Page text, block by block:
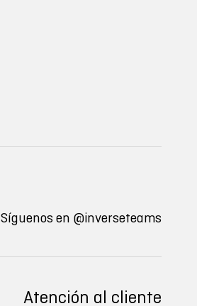
Síguenos en @inverseteams
Atención al cliente